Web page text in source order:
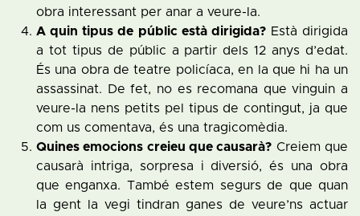
obra interessant per anar a veure-la.
A quin tipus de públic està dirigida?Està dirigida
a tot tipus de públic a partir dels 12 anys d’edat.
És una obra de teatre policíaca, en la que hi ha un
assassinat. De fet, no es recomana que vinguin a
veure-la nens petits pel tipus de contingut, ja que
com us comentava, és una tragicomèdia.
Quines emocions creieu que causarà? Creiem que
causarà intriga, sorpresa i diversió, és una obra
que enganxa. També estem segurs de que quan
la gent la vegi tindran ganes de veure’ns actuar